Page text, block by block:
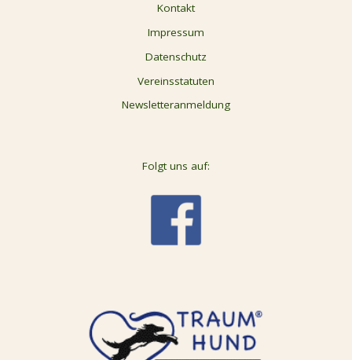
Kontakt
Impressum
Datenschutz
Vereinsstatuten
Newsletteranmeldung
Folgt uns auf: